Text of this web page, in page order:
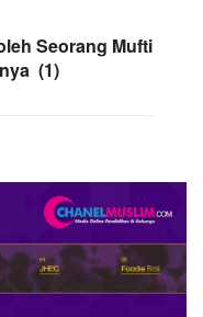
Seorang Mufti
(1)